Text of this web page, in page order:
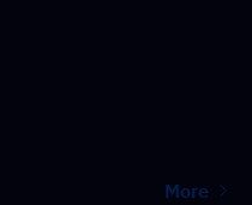
More